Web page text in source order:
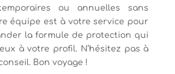
ou annuelles sans
équipe est à votre service pour
la formule de protection qui
à votre profil. N’hésitez pas à
Bon voyage !